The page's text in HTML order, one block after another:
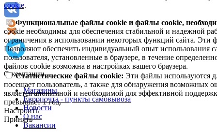
cookie.
Функциональные файлы cookie и файлы cookie,
cookie необходимы для обеспечения стабильной и надежной
ограничения в использовании некоторых функций сайта. Эти
Позволяют обеспечить индивидуальный опыт использования
пользователя, установленные в браузере, в течение
файлов cookie возможна в настройках вашего браузера.
Статистические файлы cookie: Эти файлы используются
посещает пользователь, а также для обнаружения возможных
является анонимной и необходимой для эффективной
превышает 1 год.
Настроить
Принять
О компании
Магазины
Европочта - пункты самовывоза
Новости
О нас
Вакансии